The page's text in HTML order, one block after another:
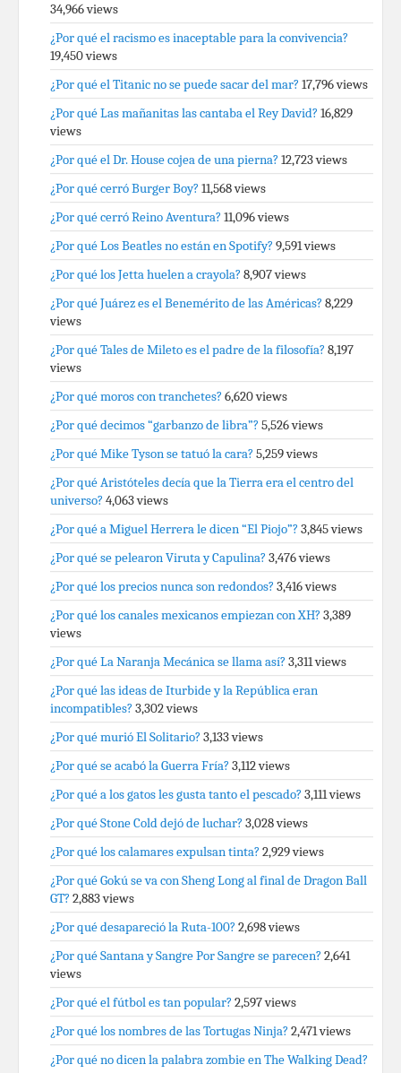
34,966 views
¿Por qué el racismo es inaceptable para la convivencia?
19,450 views
¿Por qué el Titanic no se puede sacar del mar? 17,796 views
¿Por qué Las mañanitas las cantaba el Rey David? 16,829
views
¿Por qué el Dr. House cojea de una pierna? 12,723 views
¿Por qué cerró Burger Boy? 11,568 views
¿Por qué cerró Reino Aventura? 11,096 views
¿Por qué Los Beatles no están en Spotify? 9,591 views
¿Por qué los Jetta huelen a crayola? 8,907 views
¿Por qué Juárez es el Benemérito de las Américas? 8,229
views
¿Por qué Tales de Mileto es el padre de la filosofía? 8,197
views
¿Por qué moros con tranchetes? 6,620 views
¿Por qué decimos “garbanzo de libra”? 5,526 views
¿Por qué Mike Tyson se tatuó la cara? 5,259 views
¿Por qué Aristóteles decía que la Tierra era el centro del
universo? 4,063 views
¿Por qué a Miguel Herrera le dicen “El Piojo”? 3,845 views
¿Por qué se pelearon Viruta y Capulina? 3,476 views
¿Por qué los precios nunca son redondos? 3,416 views
¿Por qué los canales mexicanos empiezan con XH? 3,389
views
¿Por qué La Naranja Mecánica se llama así? 3,311 views
¿Por qué las ideas de Iturbide y la República eran
incompatibles? 3,302 views
¿Por qué murió El Solitario? 3,133 views
¿Por qué se acabó la Guerra Fría? 3,112 views
¿Por qué a los gatos les gusta tanto el pescado? 3,111 views
¿Por qué Stone Cold dejó de luchar? 3,028 views
¿Por qué los calamares expulsan tinta? 2,929 views
¿Por qué Gokú se va con Sheng Long al final de Dragon Ball
GT? 2,883 views
¿Por qué desapareció la Ruta-100? 2,698 views
¿Por qué Santana y Sangre Por Sangre se parecen? 2,641
views
¿Por qué el fútbol es tan popular? 2,597 views
¿Por qué los nombres de las Tortugas Ninja? 2,471 views
¿Por qué no dicen la palabra zombie en The Walking Dead?